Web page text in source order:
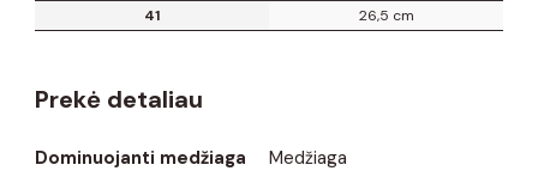
41
26,5 cm
Prekė detaliau
Dominuojanti medžiaga
Medžiaga